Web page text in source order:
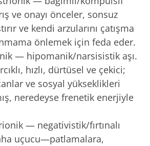
ve onayı önceler, sonsuz
ve kendi arzularını çatışma
önlemek için feda eder.
— hipomanik/narsisistik aşı.
hızlı, dürtüsel ve çekici;
ve sosyal yükseklikleri
neredeyse frenetik enerjiyle
— negativistik/fırtınalı
uçucu—patlamalara,